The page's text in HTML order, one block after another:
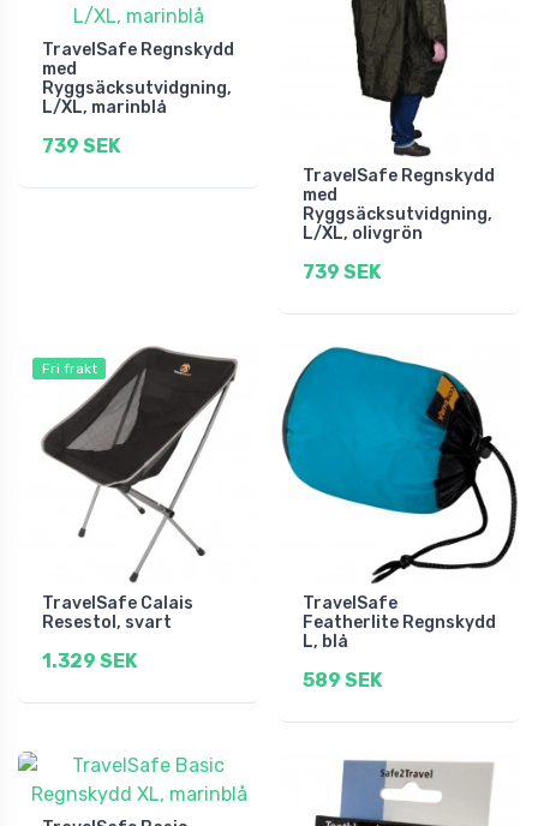
TravelSafe Regnskydd
med
Ryggsäcksutvidgning,
L/XL, marinblå
739 SEK
TravelSafe Regnskydd
med
Ryggsäcksutvidgning,
L/XL, olivgrön
739 SEK
Fri frakt
TravelSafe Calais
Resestol, svart
1.329 SEK
TravelSafe
Featherlite Regnskydd
L, blå
589 SEK